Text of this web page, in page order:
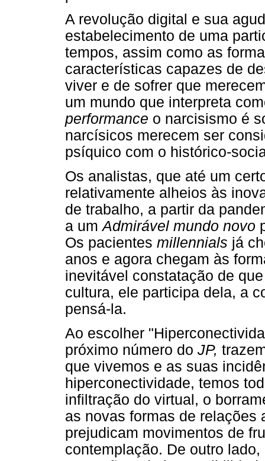
A revolução digital e sua
estabelecimento de uma
tempos, assim como as
características capazes de
viver e de sofrer que
um mundo que interpreta
performance o narcisismo é
narcísicos merecem ser
psíquico com o histórico-
Os analistas, que até um
relativamente alheios às
de trabalho, a partir da
a umAdmirável mundo novo
Os pacientes millennials já
anos e agora chegam às
inevitável constatação de
cultura, ele participa dela, a
pensá-la.
Ao escolher
próximo número do JP,
que vivemos e as suas
hiperconectividade, temos
infiltração do virtual, o
as novas formas de relações
prejudicam movimentos de
contemplação. De outro